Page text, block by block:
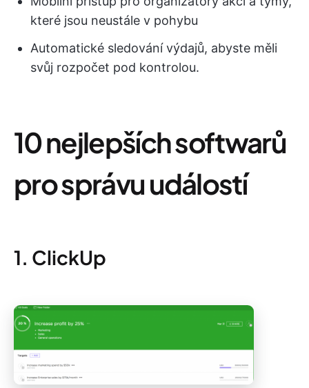
které jsou neustále v pohybu
Automatické sledování výdajů, abyste měli
svůj rozpočet pod kontrolou.
10 nejlepších softwarů
pro správu událostí
1. ClickUp